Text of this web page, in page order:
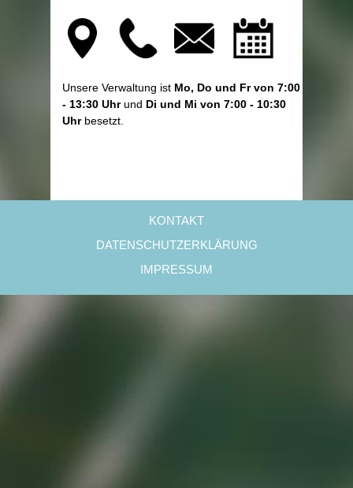
Unsere Verwaltung ist Mo, Do und Fr von 7:00
- 13:30 Uhrund Di und Mi von 7:00 - 10:30
Uhrbesetzt.
KONTAKT
DATENSCHUTZERKLÄRUNG
IMPRESSUM